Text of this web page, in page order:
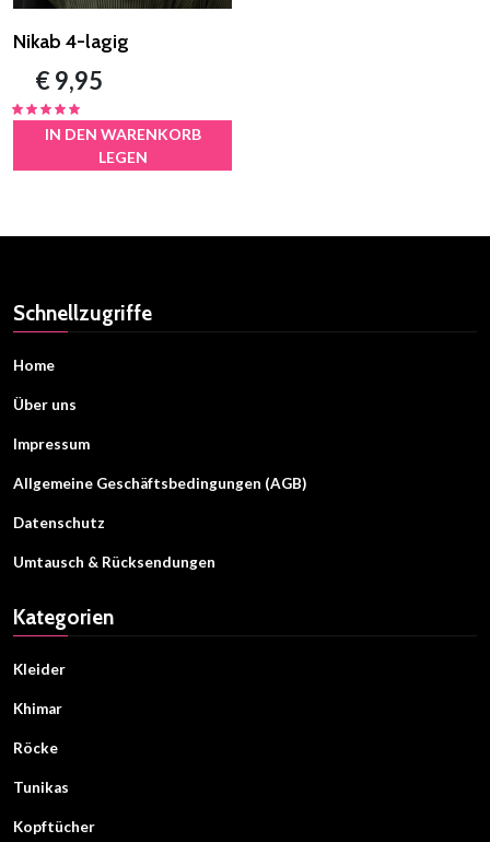
Nikab 4-lagig
€ 9,95
IN DEN WARENKORB
LEGEN
Schnellzugriffe
Home
Über uns
Impressum
Allgemeine Geschäftsbedingungen (AGB)
Datenschutz
Umtausch & Rücksendungen
Kategorien
Kleider
Khimar
Röcke
Tunikas
Kopftücher